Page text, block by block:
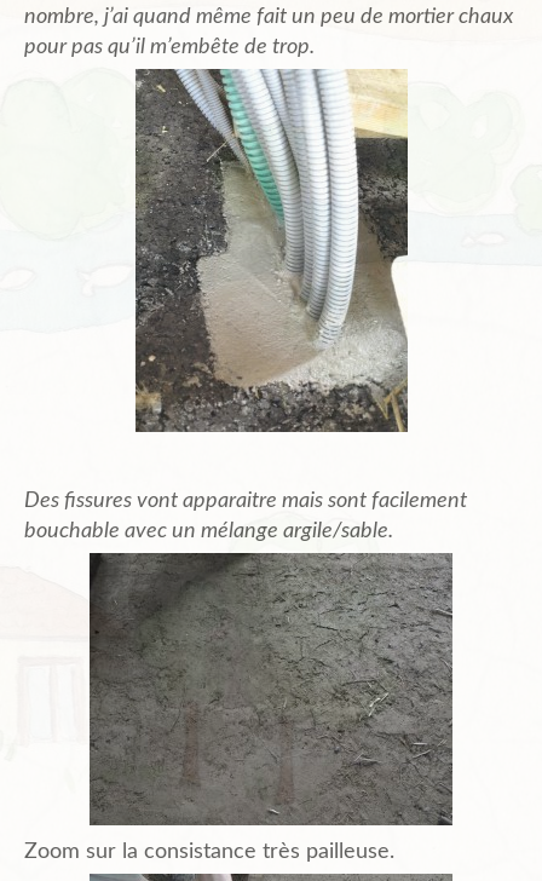
nombre, j’ai quand même fait un peu de mortier chaux
pour pas qu’il m’embête de trop.
Des fissures vont apparaitre mais sont facilement
bouchable avec un mélange argile/sable.
Zoom sur la consistance très pailleuse.